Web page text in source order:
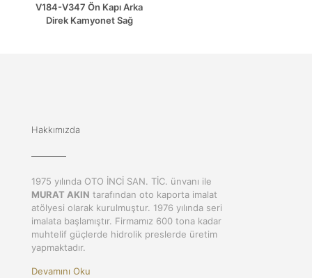
V184-V347 Ön Kapı Arka
Direk Kamyonet Sağ
Hakkımızda
1975 yılında OTO İNCİ SAN. TİC. ünvanı ile
MURAT AKIN tarafından oto kaporta imalat
atölyesi olarak kurulmuştur. 1976 yılında seri
imalata başlamıştır. Firmamız 600 tona kadar
muhtelif güçlerde hidrolik preslerde üretim
yapmaktadır.
Devamını Oku